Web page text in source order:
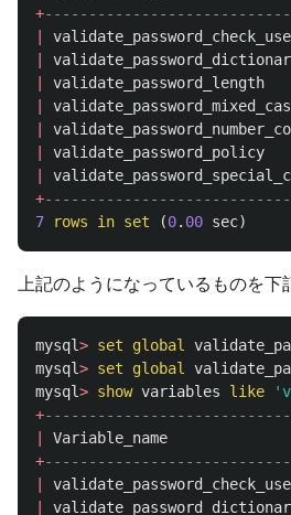
+
validate_password_length
validate_password_policy
+
7
rows in set (0. 00 sec)
上記のようになっているものを下
mysql> set global
mysql> set global
mysql> show variables like
+
Variable_name
+